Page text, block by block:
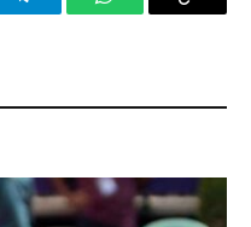
TelegramWhatsAppCopy